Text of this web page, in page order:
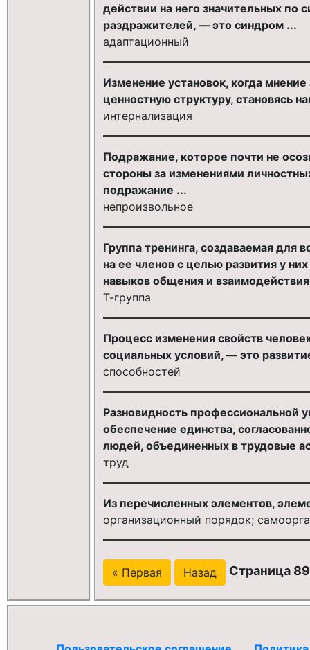
действии на него значительных по
раздражителей, — это синдром ...
адаптационный
Изменение установок, когда
ценностную структуру, становясь
интернализация
Подражание, которое почти не
стороны за изменениями
подражание ...
непроизвольное
Группа тренинга, создаваемая для
на ее членов с целью развития у
навыков общения и
Т-группа
Процесс изменения свойств
социальных условий, — это
способностей
Разновидность профессиональной
обеспечение единства,
людей, объединенных в трудовые
труд
Из перечисленных элементов,
организационный порядок;
« Первая Назад Страница